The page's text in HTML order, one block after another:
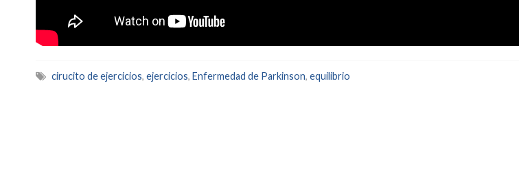
cirucito de ejercicios, ejercicios, Enfermedad de Parkinson, equilibrio